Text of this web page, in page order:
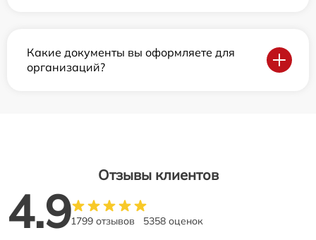
Какие документы вы оформляете для
организаций?
Отзывы клиентов
4.91799 отзывов 5358 оценок